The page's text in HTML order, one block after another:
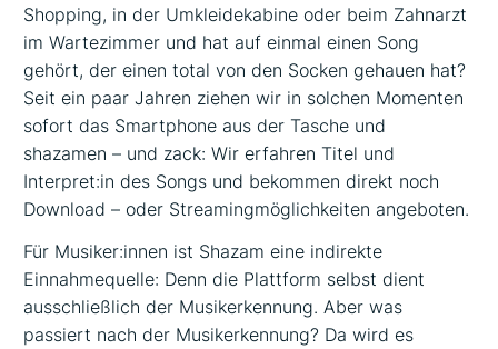
Shopping, in der Umkleidekabine oder beim Zahnarzt
im Wartezimmer und hat auf einmal einen Song
gehört, der einen total von den Socken gehauen hat?
Seit ein paar Jahren ziehen wir in solchen Momenten
sofort das Smartphone aus der Tasche und
shazamen – und zack: Wir erfahren Titel und
Interpret:in des Songs und bekommen direkt noch
Download – oder Streamingmöglichkeiten angeboten.
Für Musiker:innen ist Shazam eine indirekte
Einnahmequelle: Denn die Plattform selbst dient
ausschließlich der Musikerkennung. Aber was
passiert nach der Musikerkennung? Da wird es